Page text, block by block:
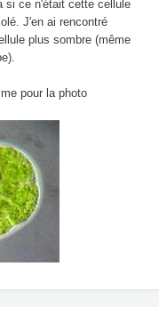
si ce n'était cette cellule
J'en ai rencontré
plus sombre (même
pour la photo